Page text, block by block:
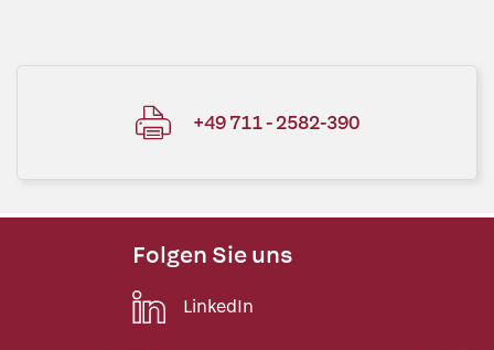
+49 711 - 2582-390
Folgen Sie uns
LinkedIn